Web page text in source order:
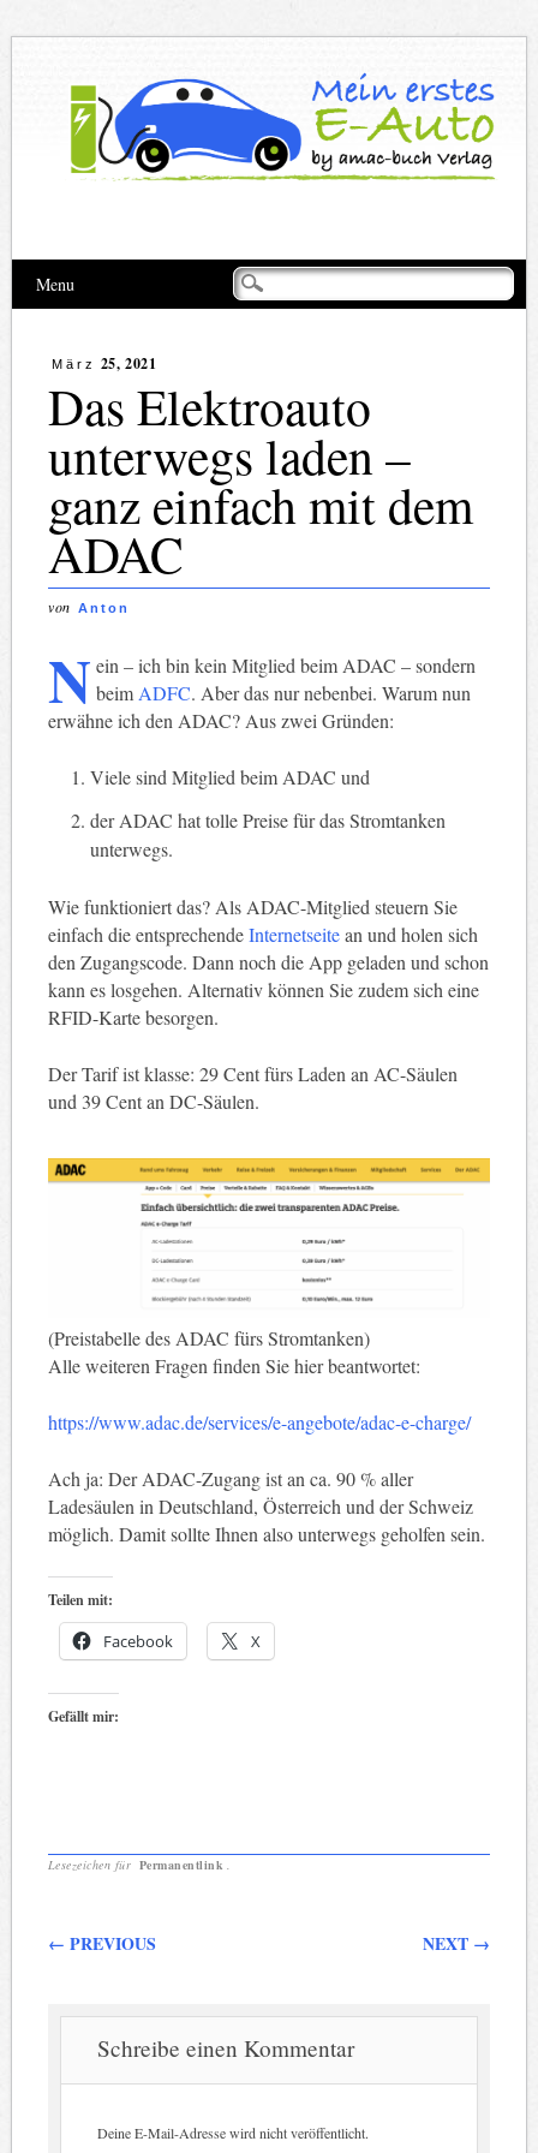
Hauptmenü
Inhalt
Menu
März 25, 2021
Das Elektroauto
unterwegs laden –
ganz einfach mit dem
ADAC
von Anton
N ein – ich bin kein Mitglied beim ADAC – sondern
beim ADFC. Aber das nur nebenbei. Warum nun
erwähne ich den ADAC? Aus zwei Gründen:
Viele sind Mitglied beim ADAC und
der ADAC hat tolle Preise für das Stromtanken
unterwegs.
Wie funktioniert das? Als ADAC-Mitglied steuern Sie
einfach die entsprechendeInternetseitean und holen sich
den Zugangscode. Dann noch die App geladen und schon
kann es losgehen. Alternativ können Sie zudem sich eine
RFID-Karte besorgen.
Der Tarif ist klasse: 29 Cent fürs Laden an AC-Säulen
und 39 Cent an DC-Säulen.
(Preistabelle des ADAC fürs Stromtanken)
Alle weiteren Fragen finden Sie hier beantwortet:
https://www.adac.de/services/e-angebote/adac-e-charge/
Ach ja: Der ADAC-Zugang ist an ca. 90 % aller
Ladesäulen in Deutschland, Österreich und der Schweiz
möglich. Damit sollte Ihnen also unterwegs geholfen sein.
Teilen mit:
Facebook X
Gefällt mir:
Lesezeichen für Permanentlink
Beitragsnavigation
← PREVIOUS NEXT →
Schreibe einen Kommentar
Deine E-Mail-Adresse wird nicht veröffentlicht.